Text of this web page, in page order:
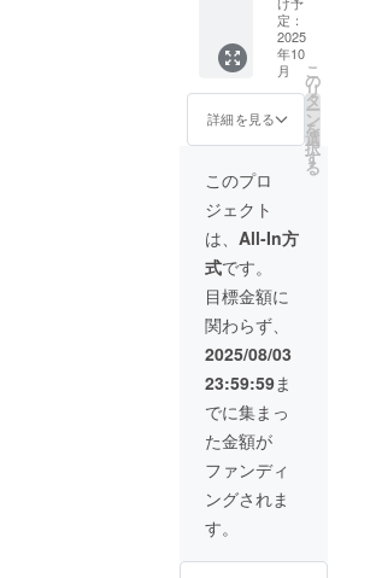
適格請
求書発
行事業
者登録
番号の
記載の
あるイ
ンボイ
スが必
要な場
合は、
実行者
に直接
お問合
せくだ
さい。
証明書
を含む
●適格請
求書発
行事業
者登録
番号：
あり ※
適格請
求書発
行事業
者登録
番号の
記載の
あるイ
ンボイ
スが必
要な場
合は、
実行者
に直接
お問合
せくだ
さい。
りま
す。 ※
製品の
品質向
上と改
良によ
り、デ
ザイ
ン・仕
様は変
更にな
る可能
性もご
ざいま
す。
ご了承
くださ
い。 ※
ご注文
状況、
使用部
材の供
給状
況、製
造工程
上の都
荷時期
注文さ
れた
後、商
品を発
送する
一週間
前に弊
社の
ホーム
ページ
にて追
加の離
島送料
11,000
円(税込
み)をお
払う必
要があ
りま
す。ご
注意く
ださ
い。 ※
組立完
成車の
お届け
ンで別
離島の
追加送
料は別
に払う
必要が
ありま
す。 ※
組立完
成車の
お届け
はオー
プショ
ンで別
に購入
する必
要があ
りま
す。 ※
製品の
品質向
上と改
良によ
り、デ
ザイ
ン・仕
様は変
性もご
ドル色
はブ
ラック
になり
ます。
オープ
ション
でブラ
ウン色
に変更
できま
す。) ●
一般販
売予定
価格：
704,115
円の
50%OF
F ※箱入
り(ハン
ドル
バーと
前輪の
取付け
が必要)
での送
円を含
でブラ
ウン色
に変更
できま
す。) ●
一般販
売予定
価格：
655,600
円の
42%OF
F ※箱入
り(ハン
ドル
バーと
前輪の
取付け
が必要)
での送
料
37,600
円を含
んだ金
額で
す。 ※
離島
縄、離
バイク
原付二
1000W
モデル
×2台 ●
カ
ラー：
アバン
ブラッ
ク
or サ
ンド
ベー
ジュ (サ
ドル色
はブ
ラック
になり
ます。
オープ
ション
でブラ
ウン色
に変更
できま
売予定
定：
2025
年10
月
詳細を見る
こ
の
リ
タ
ー
ン
を
選
択
す
る
このプロ
ジェクト
は、 All-In方
式です。
目標金額に
関わらず、
2025/08/03
23:59:59ま
でに集まっ
た金額が
ファンディ
ングされま
す。